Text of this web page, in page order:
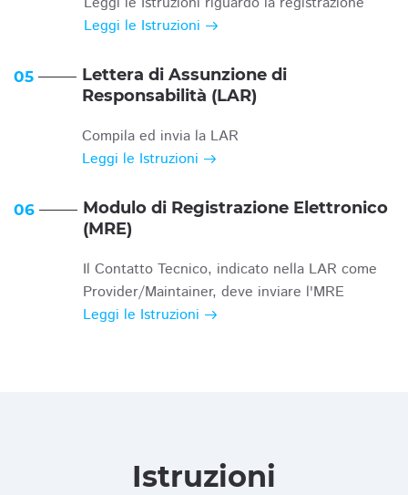
Leggi le Istruzioni
05
Lettera di Assunzione di
Responsabilità (LAR)
Compila ed invia la LAR
Leggi le Istruzioni
06
Modulo di Registrazione Elettronico
(MRE)
Il Contatto Tecnico, indicato nella LAR come
Provider/Maintainer, deve inviare l'MRE
Leggi le Istruzioni
Istruzioni